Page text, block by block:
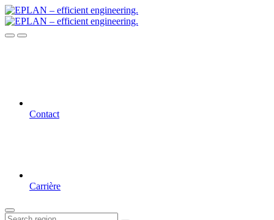
Contact
Carrière